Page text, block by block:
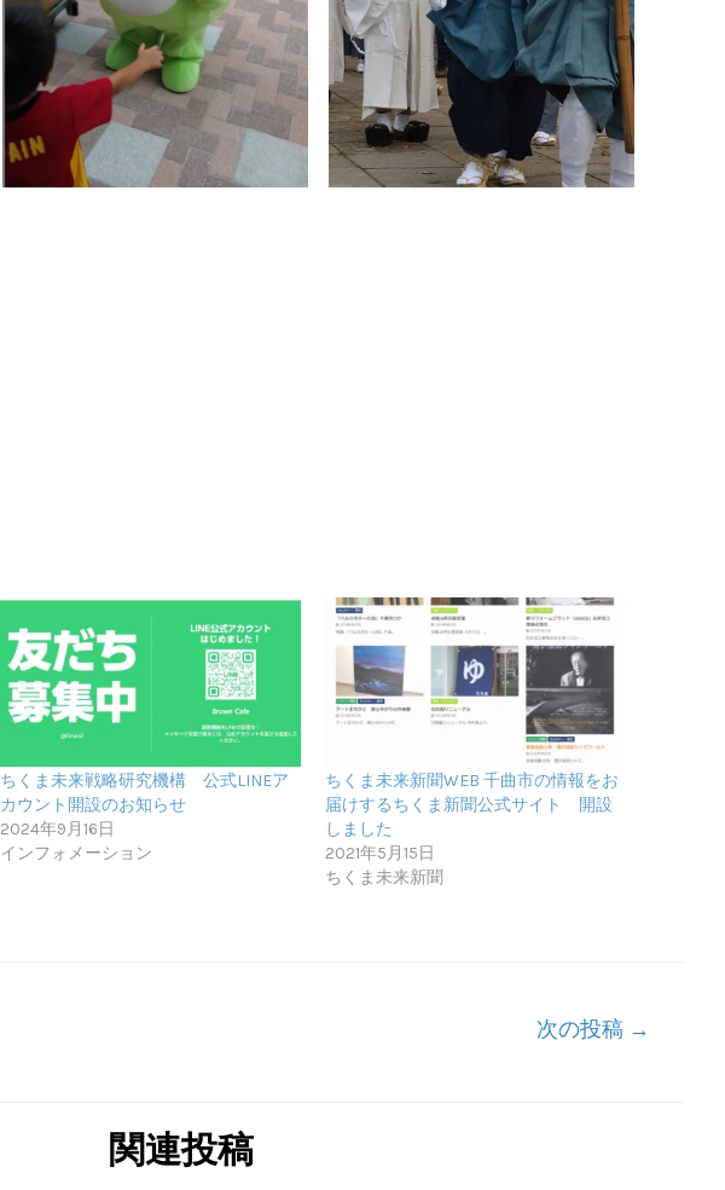
ちくま未来戦略研究機構 公式LINEア
カウント開設のお知らせ
2024年9月16日
インフォメーション
ちくま未来新聞WEB 千曲市の情報をお
届けするちくま新聞公式サイト 開設
しました
2021年5月15日
ちくま未来新聞
次の投稿 →
関連投稿